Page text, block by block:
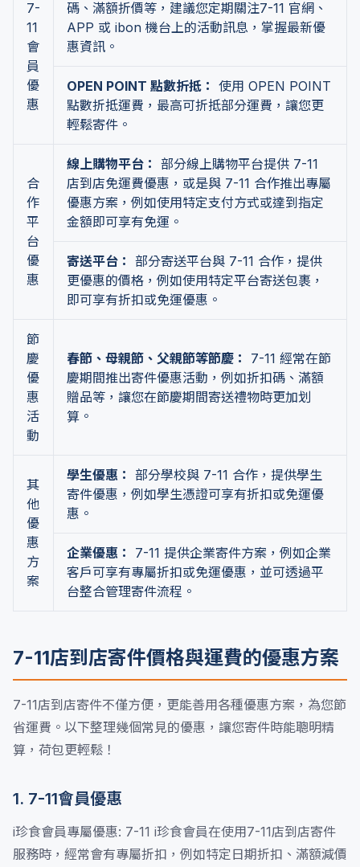
7-
11
會
員
優
惠
碼、滿額折價等，建議您定期關注7-11 官網、
APP 或 ibon 機台上的活動訊息，掌握最新優
惠資訊。
OPEN POINT 點數折抵： 使用 OPEN POINT
點數折抵運費，最高可折抵部分運費，讓您更
輕鬆寄件。
合
作
平
台
優
惠
線上購物平台： 部分線上購物平台提供 7-11
店到店免運費優惠，或是與 7-11 合作推出專屬
優惠方案，例如使用特定支付方式或達到指定
金額即可享有免運。
寄送平台： 部分寄送平台與 7-11 合作，提供
更優惠的價格，例如使用特定平台寄送包裹，
即可享有折扣或免運優惠。
節
慶
優
惠
活
動
春節、母親節、父親節等節慶：
7-11 經常在節
慶期間推出寄件優惠活動，例如折扣碼、滿額
贈品等，讓您在節慶期間寄送禮物時更加划
算。
其
他
優
惠
方
案
學生優惠： 部分學校與 7-11 合作，提供學生
寄件優惠，例如學生憑證可享有折扣或免運優
惠。
企業優惠：
7-11 提供企業寄件方案，例如企業
客戶可享有專屬折扣或免運優惠，並可透過平
台整合管理寄件流程。
7-11店到店寄件價格與運費的優惠方案
7-11店到店寄件不僅方便，更能善用各種優惠方案，為您節
省運費。以下整理幾個常見的優惠，讓您寄件時能聰明精
算，荷包更輕鬆！
1. 7-11會員優惠
i珍食會員專屬優惠: 7-11 i珍食會員在使用7-11店到店寄件
服務時，經常會有專屬折扣，例如特定日期折扣、滿額減價